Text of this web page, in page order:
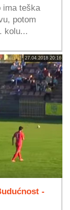
ima teška
potom
kolu...
27.04.2018 20:16
-